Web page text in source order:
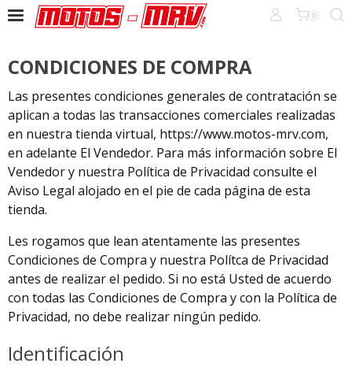
0
CONDICIONES DE COMPRA
Las presentes condiciones generales de contratación se
aplican a todas las transacciones comerciales realizadas
en nuestra tienda virtual, https://www.motos-mrv.com,
en adelante El Vendedor. Para más información sobre El
Vendedor y nuestra Política de Privacidad consulte el
Aviso Legal alojado en el pie de cada página de esta
tienda.
Les rogamos que lean atentamente las presentes
Condiciones de Compra y nuestra Polítca de Privacidad
antes de realizar el pedido. Si no está Usted de acuerdo
con todas las Condiciones de Compra y con la Política de
Privacidad, no debe realizar ningún pedido.
Identificación